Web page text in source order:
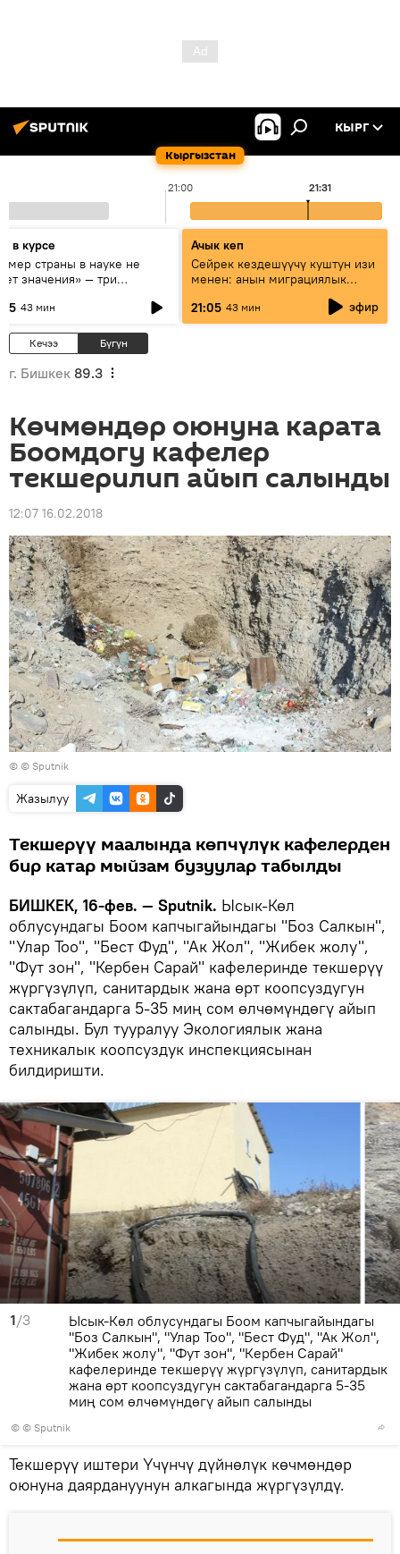
Кыргызстан
КЫРГ
21:00 21:31
в курсе
страны в науке не
значения» — три
и Кыргызстана в
43 мин
Ачык кеп
Сейрек кездешүүчү куштун изи
менен: анын миграциялык
жолу эмнеден кабар берет?
21:05 43 мин эфир
Кечээ Бүгүн
г. Бишкек 89.3
Көчмөндөр оюнуна карата
Боомдогу кафелер
текшерилип айып салынды
12:07 16.02.2018
© © Sputnik
Жазылуу
Текшерүү маалында көпчүлүк кафелерден
бир катар мыйзам бузуулар табылды
БИШКЕК, 16-фев. — Sputnik. Ысык-Көл
облусундагы Боом капчыгайындагы "Боз Салкын",
"Улар Тоо", "Бест Фуд", "Ак Жол", "Жибек жолу",
"Фут зон", "Кербен Сарай" кафелеринде текшерүү
жүргүзүлүп, санитардык жана өрт коопсуздугун
сактабагандарга 5-35 миң сом өлчөмүндөгү айып
салынды. Бул тууралуу Экологиялык жана
техникалык коопсуздук инспекциясынан
билдиришти.
1/3
© © Sputnik
Ысык-Көл облусундагы Боом капчыгайындагы
"Боз Салкын", "Улар Тоо", "Бест Фуд", "Ак Жол",
"Жибек жолу", "Фут зон", "Кербен Сарай"
кафелеринде текшерүү жүргүзүлүп, санитардык
жана өрт коопсуздугун сактабагандарга 5-35
миң сом өлчөмүндөгү айып салынды
Текшерүү иштери Үчүнчү дүйнөлүк көчмөндөр
оюнуна даярдануунун алкагында жүргүзүлдү.